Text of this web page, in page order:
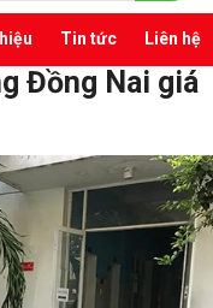
Tin tức Liên hệ
Đồng Nai giá